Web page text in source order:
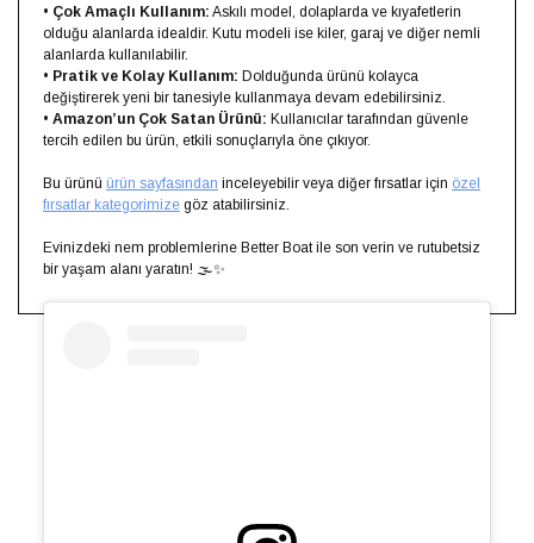
• Çok Amaçlı Kullanım: Askılı model, dolaplarda ve kıyafetlerin
olduğu alanlarda idealdir. Kutu modeli ise kiler, garaj ve diğer nemli
alanlarda kullanılabilir.
• Pratik ve Kolay Kullanım: Dolduğunda ürünü kolayca
değiştirerek yeni bir tanesiyle kullanmaya devam edebilirsiniz.
• Amazon’un Çok Satan Ürünü: Kullanıcılar tarafından güvenle
tercih edilen bu ürün, etkili sonuçlarıyla öne çıkıyor.
Bu ürünü ürün sayfasından inceleyebilir veya diğer fırsatlar için özel
fırsatlar kategorimize göz atabilirsiniz.
Evinizdeki nem problemlerine Better Boat ile son verin ve rutubetsiz
bir yaşam alanı yaratın! 🌫️✨